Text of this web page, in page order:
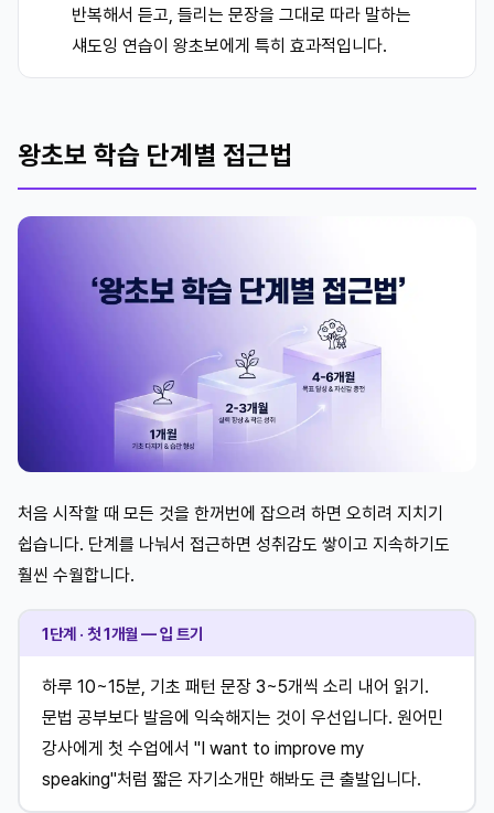
반복해서 듣고, 들리는 문장을 그대로 따라 말하는
섀도잉 연습이 왕초보에게 특히 효과적입니다.
왕초보 학습 단계별 접근법
처음 시작할 때 모든 것을 한꺼번에 잡으려 하면 오히려 지치기
쉽습니다. 단계를 나눠서 접근하면 성취감도 쌓이고 지속하기도
훨씬 수월합니다.
1단계 · 첫 1개월 — 입 트기
하루 10~15분, 기초 패턴 문장 3~5개씩 소리 내어 읽기.
문법 공부보다 발음에 익숙해지는 것이 우선입니다. 원어민
강사에게 첫 수업에서 "I want to improve my
speaking"처럼 짧은 자기소개만 해봐도 큰 출발입니다.